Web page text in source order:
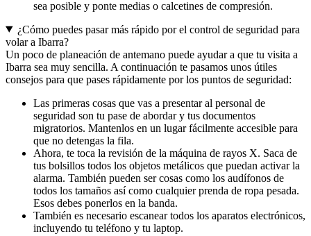
sea posible y ponte medias o calcetines de compresión.
¿Cómo puedes pasar más rápido por el control de seguridad para
volar a Ibarra?
Un poco de planeación de antemano puede ayudar a que tu visita a
Ibarra sea muy sencilla. A continuación te pasamos unos útiles
consejos para que pases rápidamente por los puntos de seguridad:
Las primeras cosas que vas a presentar al personal de
seguridad son tu pase de abordar y tus documentos
migratorios. Mantenlos en un lugar fácilmente accesible para
que no detengas la fila.
Ahora, te toca la revisión de la máquina de rayos X. Saca de
tus bolsillos todos los objetos metálicos que puedan activar la
alarma. También pueden ser cosas como los audífonos de
todos los tamaños así como cualquier prenda de ropa pesada.
Esos debes ponerlos en la banda.
También es necesario escanear todos los aparatos electrónicos,
incluyendo tu teléfono y tu laptop.